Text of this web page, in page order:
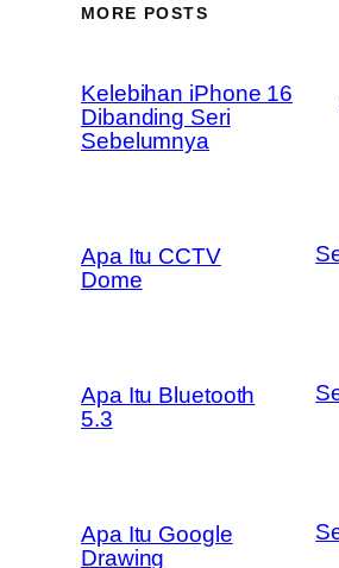
MORE POSTS
Kelebihan iPhone 16
Dibanding Seri
Sebelumnya
Apa Itu CCTV
Dome
Apa Itu Bluetooth
5.3
Apa Itu Google
Drawing